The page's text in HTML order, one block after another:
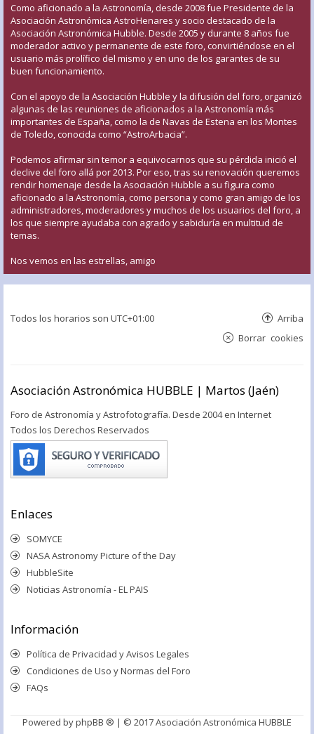
Como aficionado a la Astronomía, desde 2008 fue Presidente de la
Asociación Astronómica AstroHenares y socio destacado de la
Asociación Astronómica Hubble. Desde 2005 y durante 8 años fue
moderador activo y permanente de este foro, convirtiéndose en el
usuario más prolífico del mismo y en uno de los garantes de su
buen funcionamiento.
Con el apoyo de la Asociación Hubble y la difusión del foro, organizó
algunas de las reuniones de aficionados a la Astronomía más
importantes de España, como la de Navas de Estena en los Montes
de Toledo, conocida como “AstroArbacia”.
Podemos afirmar sin temor a equivocarnos que su pérdida inició el
declive del foro allá por 2013. Por eso, tras su renovación queremos
rendir homenaje desde la Asociación Hubble a su figura como
aficionado a la Astronomía, como persona y como gran amigo de los
administradores, moderadores y muchos de los usuarios del foro, a
los que siempre ayudaba con agrado y sabiduría en multitud de
temas.
Nos vemos en las estrellas, amigo
Todos los horarios son UTC+01:00 Arriba
Borrar cookies
Asociación Astronómica HUBBLE | Martos (Jaén)
Foro de Astronomía y Astrofotografía. Desde 2004 en Internet
Todos los Derechos Reservados
Enlaces
SOMYCE
NASA Astronomy Picture of the Day
HubbleSite
Noticias Astronomía - EL PAIS
Información
Política de Privacidad y Avisos Legales
Condiciones de Uso y Normas del Foro
FAQs
Powered byphpBB ® | © 2017 Asociación Astronómica HUBBLE